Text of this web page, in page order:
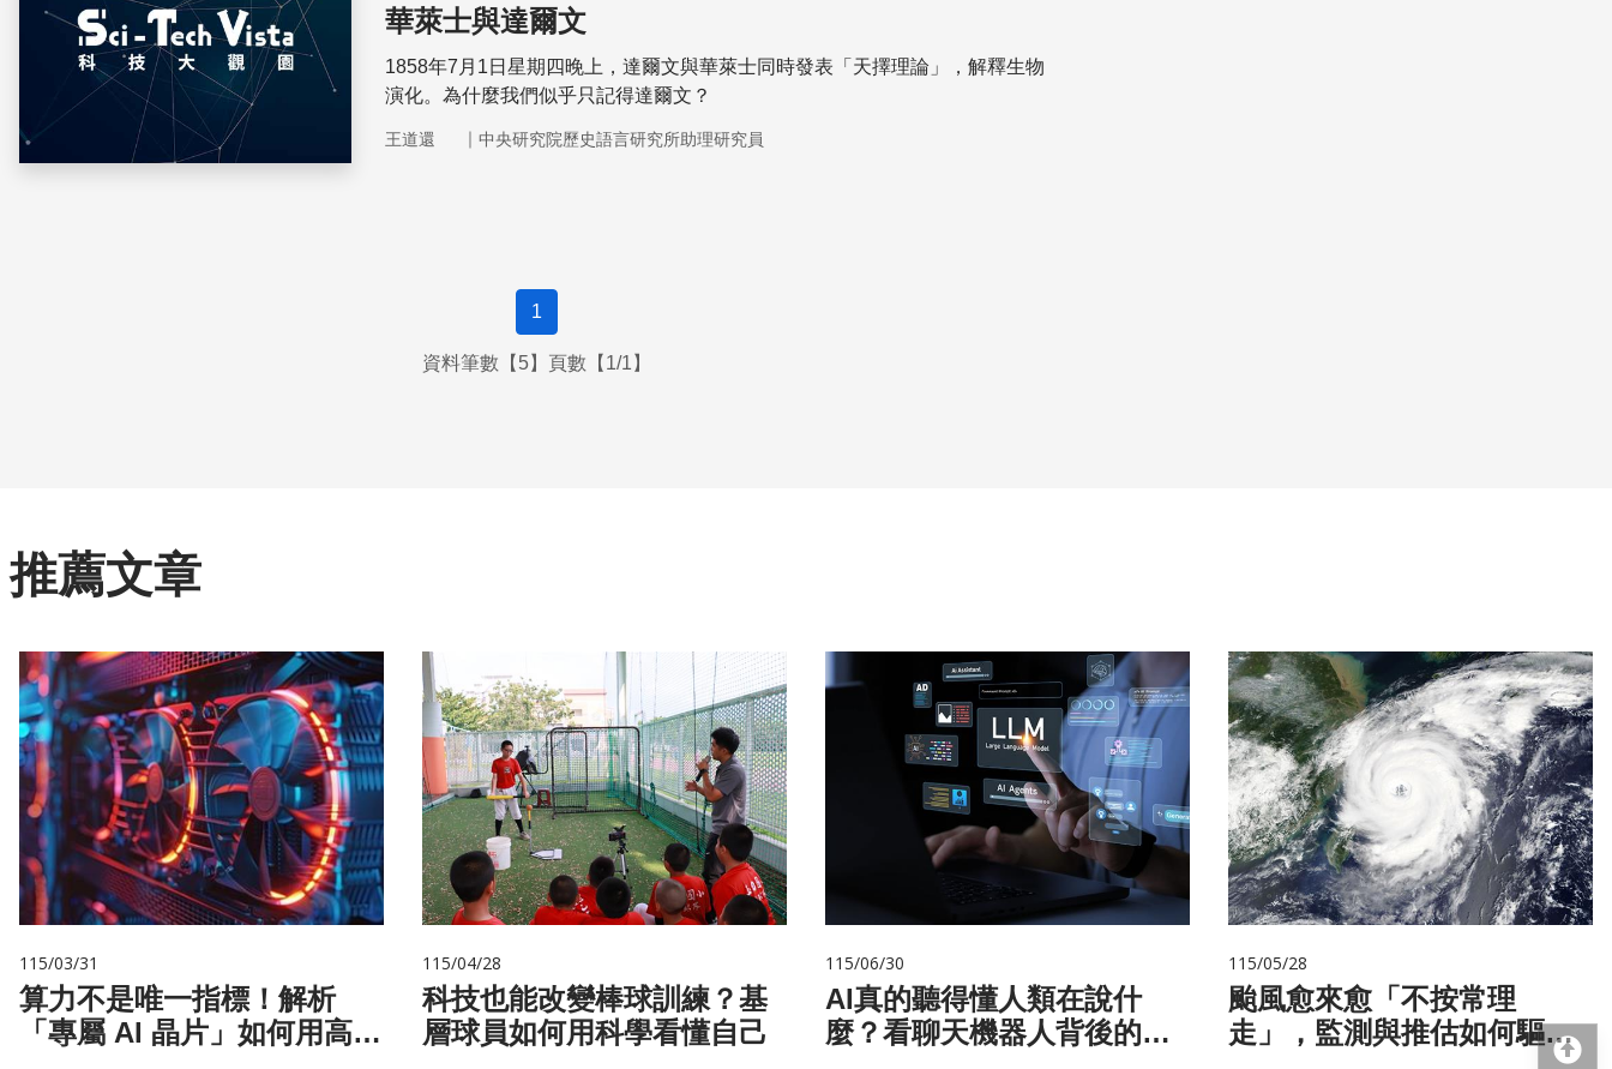
華萊士與達爾文
1858年7月1日星期四晚上，達爾文與華萊士同時發表「天擇理論」，解釋生物
演化。為什麼我們似乎只記得達爾文？
王道還 ｜ 中央研究院歷史語言研究所助理研究員
1
資料筆數【5】頁數【1/1】
推薦文章
115/03/31
算力不是唯一指標！解析
「專屬 AI 晶片」如何用高效
115/04/28
科技也能改變棒球訓練？基
層球員如何用科學看懂自己
115/06/30
AI真的聽得懂人類在說什
麼？看聊天機器人背後的語
115/05/28
颱風愈來愈「不按常理
走」，監測與推估如何驅動
回